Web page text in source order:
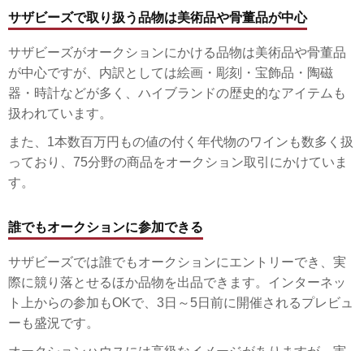
サザビーズで取り扱う品物は美術品や骨董品が中心
サザビーズがオークションにかける品物は美術品や骨董品
が中心ですが、内訳としては絵画・彫刻・宝飾品・陶磁
器・時計などが多く、ハイブランドの歴史的なアイテムも
扱われています。
また、1本数百万円もの値の付く年代物のワインも数多く扱
っており、75分野の商品をオークション取引にかけていま
す。
誰でもオークションに参加できる
サザビーズでは誰でもオークションにエントリーでき、実
際に競り落とせるほか品物を出品できます。インターネッ
ト上からの参加もOKで、3日～5日前に開催されるプレビュ
ーも盛況です。